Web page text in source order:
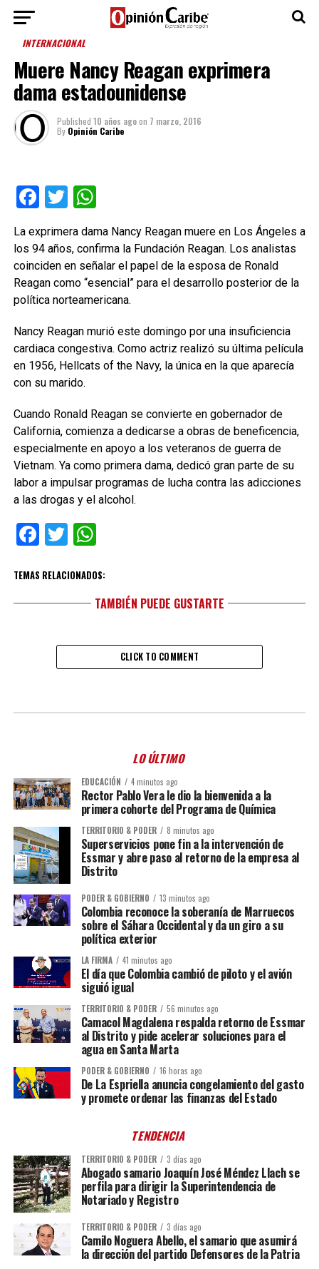
INTERNACIONAL
Muere Nancy Reagan exprimera
dama estadounidense
Published 10 años agoon 7 marzo, 2016
By Opinión Caribe
Facebook
TwitterWhatsApp
La exprimera dama Nancy Reagan muere en Los Ángeles a
los 94 años, confirma la Fundación Reagan. Los analistas
coinciden en señalar el papel de la esposa de Ronald
Reagan como “esencial” para el desarrollo posterior de la
política norteamericana.
Nancy Reagan murió este domingo por una insuficiencia
cardiaca congestiva. Como actriz realizó su última película
en 1956, Hellcats of the Navy, la única en la que aparecía
con su marido.
Cuando Ronald Reagan se convierte en gobernador de
California, comienza a dedicarse a obras de beneficencia,
especialmente en apoyo a los veteranos de guerra de
Vietnam. Ya como primera dama, dedicó gran parte de su
labor a impulsar programas de lucha contra las adicciones
a las drogas y el alcohol.
Facebook
TwitterWhatsApp
TEMAS RELACIONADOS:
TAMBIÉN PUEDE GUSTARTE
CLICK TO COMMENT
LO ÚLTIMO
EDUCACIÓN 4 minutos ago
Rector Pablo Vera le dio la bienvenida a la
primera cohorte del Programa de Química
TERRITORIO & PODER 8 minutos ago
Superservicios pone fin a la intervención de
Essmar y abre paso al retorno de la empresa al
Distrito
PODER & GOBIERNO 13 minutos ago
Colombia reconoce la soberanía de Marruecos
sobre el Sáhara Occidental y da un giro a su
política exterior
LA FIRMA 41 minutos ago
El día que Colombia cambió de piloto y el avión
siguió igual
TERRITORIO & PODER 56 minutos ago
Camacol Magdalena respalda retorno de Essmar
al Distrito y pide acelerar soluciones para el
agua en Santa Marta
PODER & GOBIERNO 16 horas ago
De La Espriella anuncia congelamiento del gasto
y promete ordenar las finanzas del Estado
TENDENCIA
TERRITORIO & PODER 3 días ago
Abogado samario Joaquín José Méndez Llach se
perfila para dirigir la Superintendencia de
Notariado y Registro
TERRITORIO & PODER 3 días ago
Camilo Noguera Abello, el samario que asumirá
la dirección del partido Defensores de la Patria